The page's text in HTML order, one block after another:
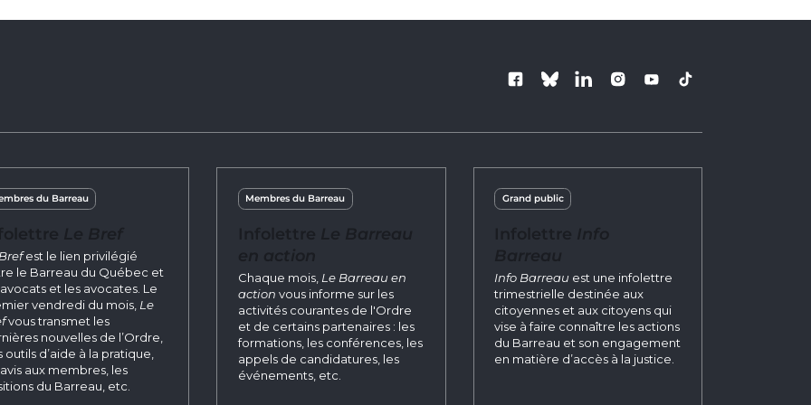
du Barreau
est le lien privilégié
le Barreau du Québec et
et les avocates. Le
vendredi du mois, Le
vous transmet les
nouvelles de l’Ordre,
outils d’aide à la pratique,
aux membres, les
du Barreau, etc.
Membres du Barreau
Chaque mois, Le Barreau en
action vous informe sur les
activités courantes de l'Ordre
et de certains partenaires : les
formations, les conférences, les
appels de candidatures, les
événements, etc.
Grand public
Info Barreau est une infolettre
trimestrielle destinée aux
citoyennes et aux citoyens qui
vise à faire connaître les actions
du Barreau et son engagement
en matière d’accès à la justice.